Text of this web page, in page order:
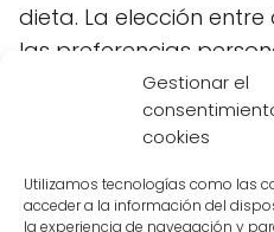
Gestionar el
cookies
Utilizamos tecnologías como las
acceder a la información del
la experiencia de navegación y
dieta. La elección
las preferencias
nutricionales
más te guste y disfruta
merienda nutritiva!